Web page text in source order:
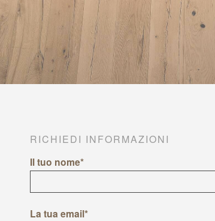
RICHIEDI INFORMAZIONI
Il tuo nome*
La tua email*